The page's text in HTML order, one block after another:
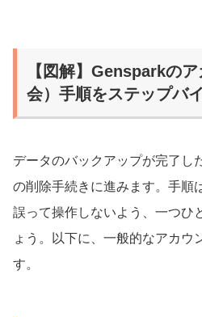
【図解】Gensparkの
会）手順をステップバ
データのバックアップが完了し
の削除手続きに進みます。手順
誤って操作しないよう、一つひ
ょう。以下に、一般的なアカウ
す。